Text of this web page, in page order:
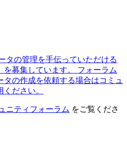
タの管理を手伝っていただける
を募集しています。
フォーラム
の作成を依頼する場合はコミュ
ださい。
ニティフォーラム をご覧くださ